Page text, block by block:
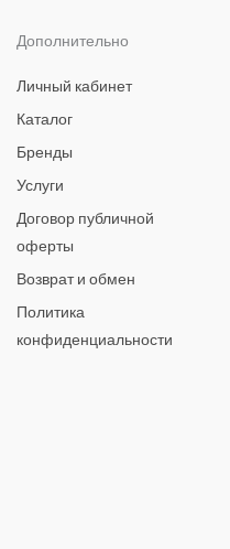
Дополнительно
Личный кабинет
Каталог
Бренды
Услуги
Договор публичной
оферты
Возврат и обмен
Политика
конфиденциальности